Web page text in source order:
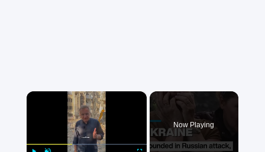
×
Now Playing